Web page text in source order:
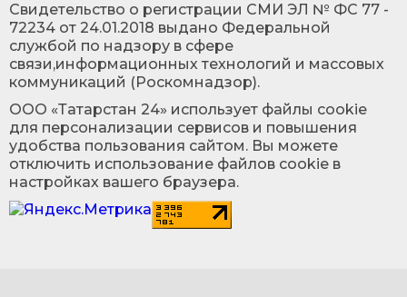
Cвидетельство о регистрации СМИ ЭЛ № ФС 77 -
72234 от 24.01.2018 выдано Федеральной
службой по надзору в сфере
связи,информационных технологий и массовых
коммуникаций (Роскомнадзор).
ООО «Татарстан 24» использует файлы cookie
для персонализации сервисов и повышения
удобства пользования сайтом. Вы можете
отключить использование файлов cookie в
настройках вашего браузера.